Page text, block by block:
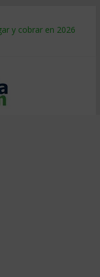
y cobrar en 2026
tan caro
a tiempo
qué hacer
y venderle